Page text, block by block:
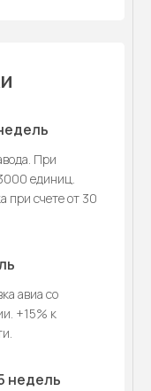
При
единиц.
при счете от 30
авиа со
+15% к
недель